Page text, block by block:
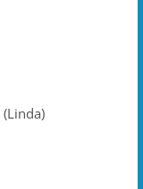
(Linda)